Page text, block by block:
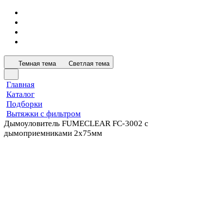
Темная тема Светлая тема
Главная
Каталог
Подборки
Вытяжки с фильтром
Дымоуловитель FUMECLEAR FC-3002 с
дымоприемниками 2х75мм